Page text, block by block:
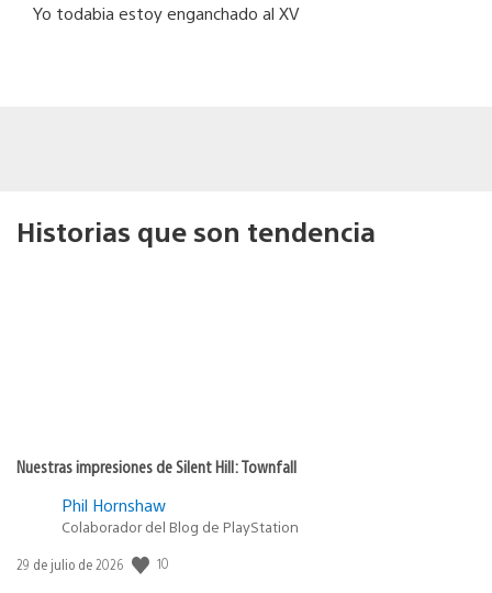
Yo todabia estoy enganchado al XV
Historias que son tendencia
Nuestras impresiones de Silent Hill: Townfall
Phil Hornshaw
Colaborador del Blog de PlayStation
Fecha
29 de julio de 2026 10